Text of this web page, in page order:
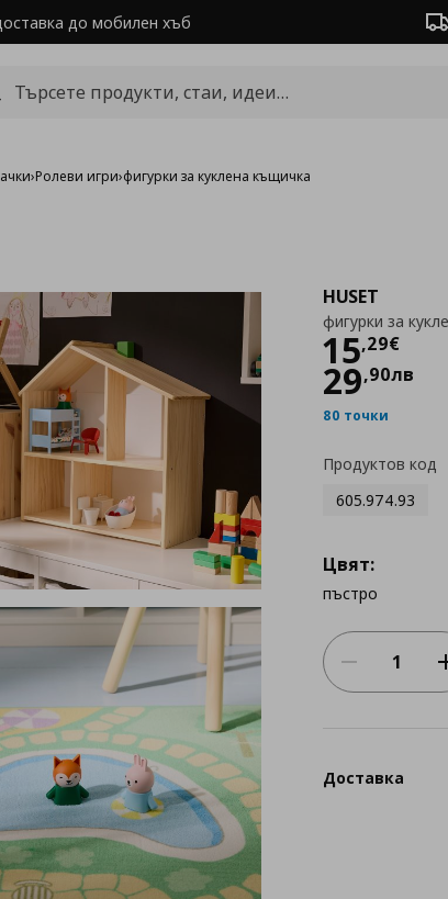
до мобилен хъб
›Ролеви игри›фигурки за куклена къщичка
HUSET
фигурки за
15,29€
Цена
29,90лв
80 точки
Продуктов код
605.974.93
Цвят:
пъстро
Доставка